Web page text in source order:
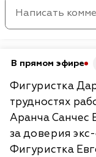
В прямом эфире
Фигуристка
трудностях
Аранча Санчес
за доверия
Фигуристка